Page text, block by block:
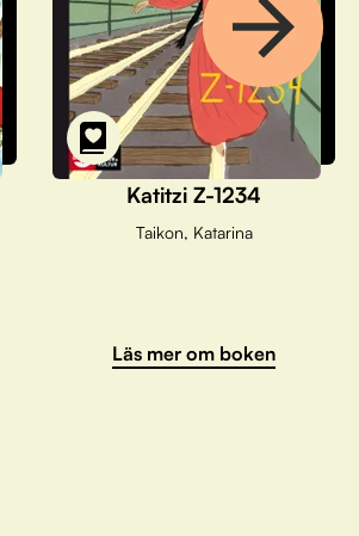
Katitzi Z-1234
Taikon, Katarina
Läs mer om boken